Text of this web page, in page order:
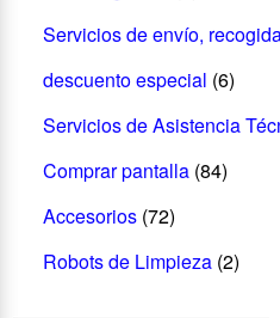
Servicios de envío,
descuento especial (6)
Servicios de Asistencia
Comprar pantalla (84)
Accesorios (72)
Robots de Limpieza (2)